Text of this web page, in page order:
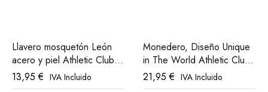
Llavero mosquetón León
acero y piel Athletic Club
Bilbao
13,95€ IVA Incluido
Monedero, Diseño Unique
in The World Athletic Club
Bilbao
21,95€ IVA Incluido